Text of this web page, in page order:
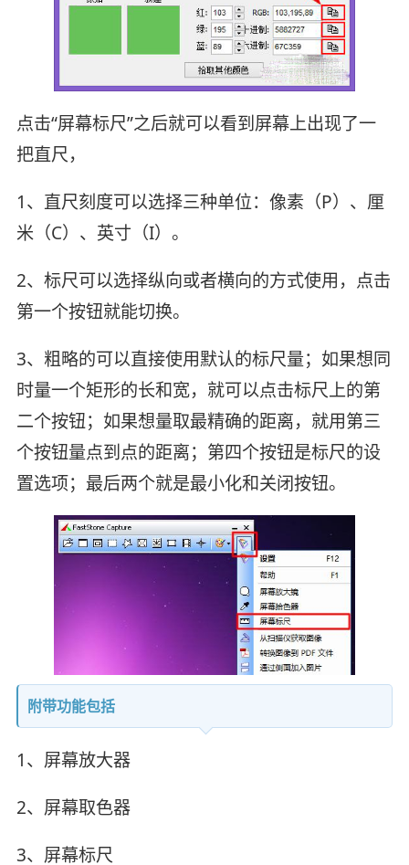
点击“屏幕标尺”之后就可以看到屏幕上出现了一
把直尺，
1、直尺刻度可以选择三种单位：像素（P）、厘
米（C）、英寸（I）。
2、标尺可以选择纵向或者横向的方式使用，点击
第一个按钮就能切换。
3、粗略的可以直接使用默认的标尺量；如果想同
时量一个矩形的长和宽，就可以点击标尺上的第
二个按钮；如果想量取最精确的距离，就用第三
个按钮量点到点的距离；第四个按钮是标尺的设
置选项；最后两个就是最小化和关闭按钮。
附带功能包括
1、屏幕放大器
2、屏幕取色器
3、屏幕标尺